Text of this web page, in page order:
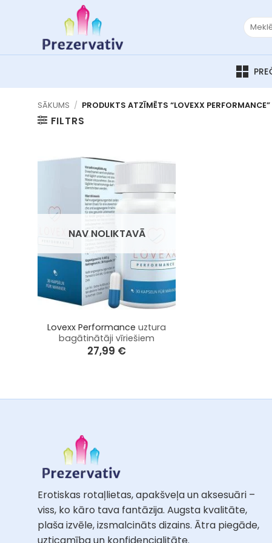
Meklēt:
SĀKUMS / PRODUKTS ATZĪMĒTS “LOVEXX PERFORMANCE”
FILTRS
+
NAV NOLIKTAVĀ
Lovexx Performance uztura
bagātinātāji vīriešiem
27,99 €
Erotiskas rotaļlietas, apakšveļa un aksesuāri –
viss, ko kāro tava fantāzija. Augsta kvalitāte,
plaša izvēle, izsmalcināts dizains. Ātra piegāde,
uzticamība un konfidencialitāte.